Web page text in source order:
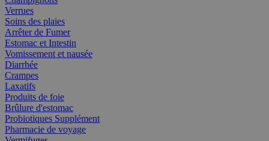
Verrues
Soins des plaies
Arrêter de Fumer
Estomac et Intestin
Vomissement et nausée
Diarrhée
Crampes
Laxatifs
Produits de foie
Brûlure d'estomac
Probiotiques Supplément
Pharmacie de voyage